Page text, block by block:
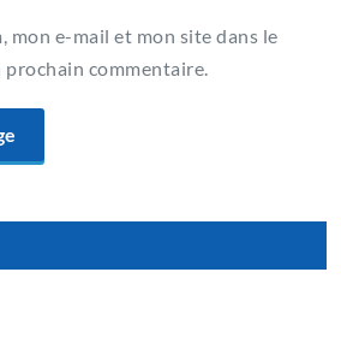
mon e-mail et mon site dans le
commentaire.